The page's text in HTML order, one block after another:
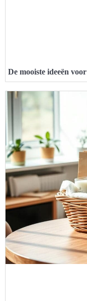
De mooiste ideeën